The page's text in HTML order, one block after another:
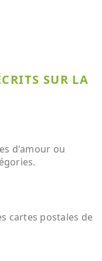
SUR LA
d'amour ou
cartes postales de